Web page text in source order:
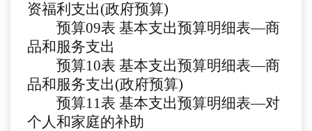
资福利支出(政府预算)
预算09表 基本支出预算明细表—商
品和服务支出
预算10表 基本支出预算明细表—商
品和服务支出(政府预算)
预算11表 基本支出预算明细表—对
个人和家庭的补助